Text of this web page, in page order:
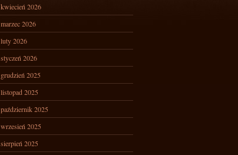
kwiecień 2026
marzec 2026
luty 2026
styczeń 2026
grudzień 2025
listopad 2025
październik 2025
wrzesień 2025
sierpień 2025